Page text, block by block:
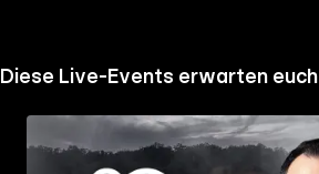
Diese Live-Events erwarten euch